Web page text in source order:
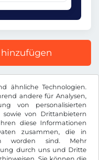
ähnliche Technologien.
andere für Analysen,
von personalisierten
von Drittanbietern
diese Informationen
zusammen, die in
worden sind. Mehr
durch uns und Dritte